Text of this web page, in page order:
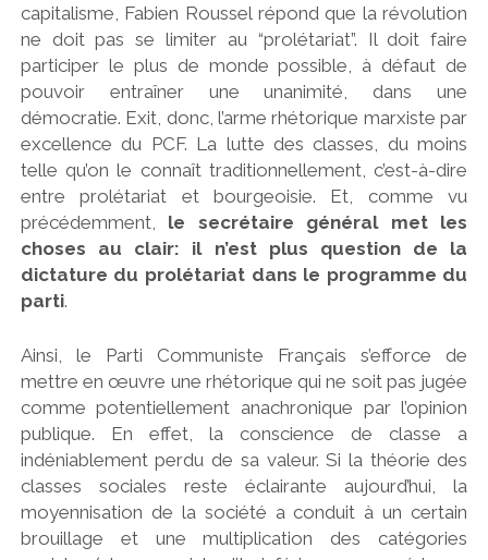
capitalisme, Fabien Roussel répond que la révolution
ne doit pas se limiter au “prolétariat”. Il doit faire
participer le plus de monde possible, à défaut de
pouvoir entraîner une unanimité, dans une
démocratie. Exit, donc, l’arme rhétorique marxiste par
excellence du PCF. La lutte des classes, du moins
telle qu’on le connaît traditionnellement, c’est-à-dire
entre prolétariat et bourgeoisie. Et, comme vu
précédemment, le secrétaire général met les
choses au clair: il n’est plus question de la
dictature du prolétariat dans le programme du
parti.
Ainsi, le Parti Communiste Français s’efforce de
mettre en œuvre une rhétorique qui ne soit pas jugée
comme potentiellement anachronique par l’opinion
publique. En effet, la conscience de classe a
indéniablement perdu de sa valeur. Si la théorie des
classes sociales reste éclairante aujourd’hui, la
moyennisation de la société a conduit à un certain
brouillage et une multiplication des catégories